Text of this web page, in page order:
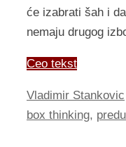
će izabrati šah i
nemaju drugog
Ceo tekst
Vladimir Stankovic
box thinking,